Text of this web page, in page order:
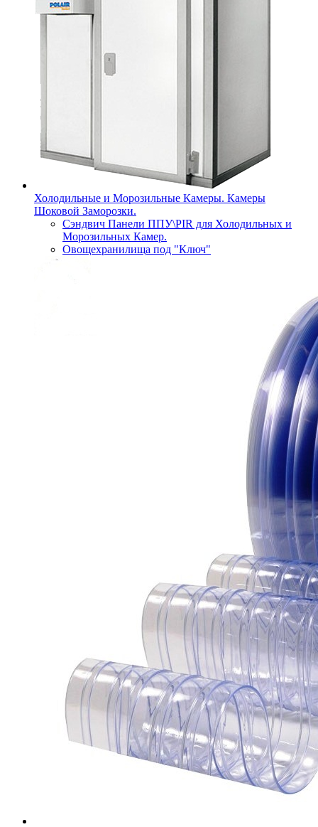
Холодильные и Морозильные Камеры. Камеры
Шоковой Заморозки.
Сэндвич Панели ППУ\PIR для Холодильных и
Морозильных Камер.
Овощехранилища под "Ключ"